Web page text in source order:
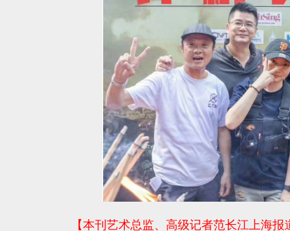
【本刊艺术总监、高级记者范长江上海报